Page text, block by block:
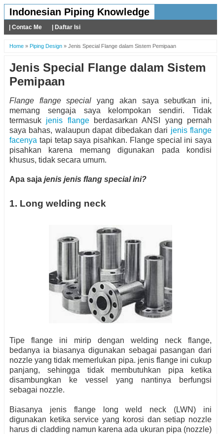
Indonesian Piping Knowledge
| Contac Me | Daftar Isi
Home » Piping Design » Jenis Special Flange dalam Sistem Pemipaan
Jenis Special Flange dalam Sistem
Pemipaan
Flange flange specialyang akan saya sebutkan ini,
memang sengaja saya kelompokan sendiri. Tidak
termasuk jenis flangeberdasarkan ANSI yang pernah
saya bahas, walaupun dapat dibedakan dari jenis flange
facenya tapi tetap saya pisahkan. Flange special ini saya
pisahkan karena memang digunakan pada kondisi
khusus, tidak secara umum.
Apa saja jenis jenis flang special ini?
1. Long welding neck
Tipe flange ini mirip dengan welding neck flange,
bedanya ia biasanya digunakan sebagai pasangan dari
nozzle yang tidak memerlukan pipa. jenis flange ini cukup
panjang, sehingga tidak membutuhkan pipa ketika
disambungkan ke vessel yang nantinya berfungsi
sebagai nozzle.
Biasanya jenis flange long weld neck (LWN) ini
digunakan ketika service yang korosi dan setiap nozzle
harus di cladding namun karena ada ukuran pipa (nozzle)